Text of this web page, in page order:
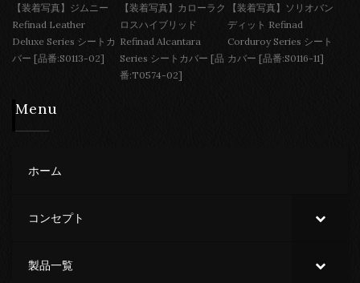
【装着写真】ジムニー
Refinad Leather
Deluxe Series シートカ
バー [品番:S0113-02]
【装着写真】カローラク
ロスハイブリッド
Refinad Alcantara
Series シートカバー [品
番:T0574-02]
【装着写真】ソリオバン
ディット Refinad
Corduroy Series シート
カバー [品番:S0116-11]
Menu
ホーム
コンセプト
製品一覧